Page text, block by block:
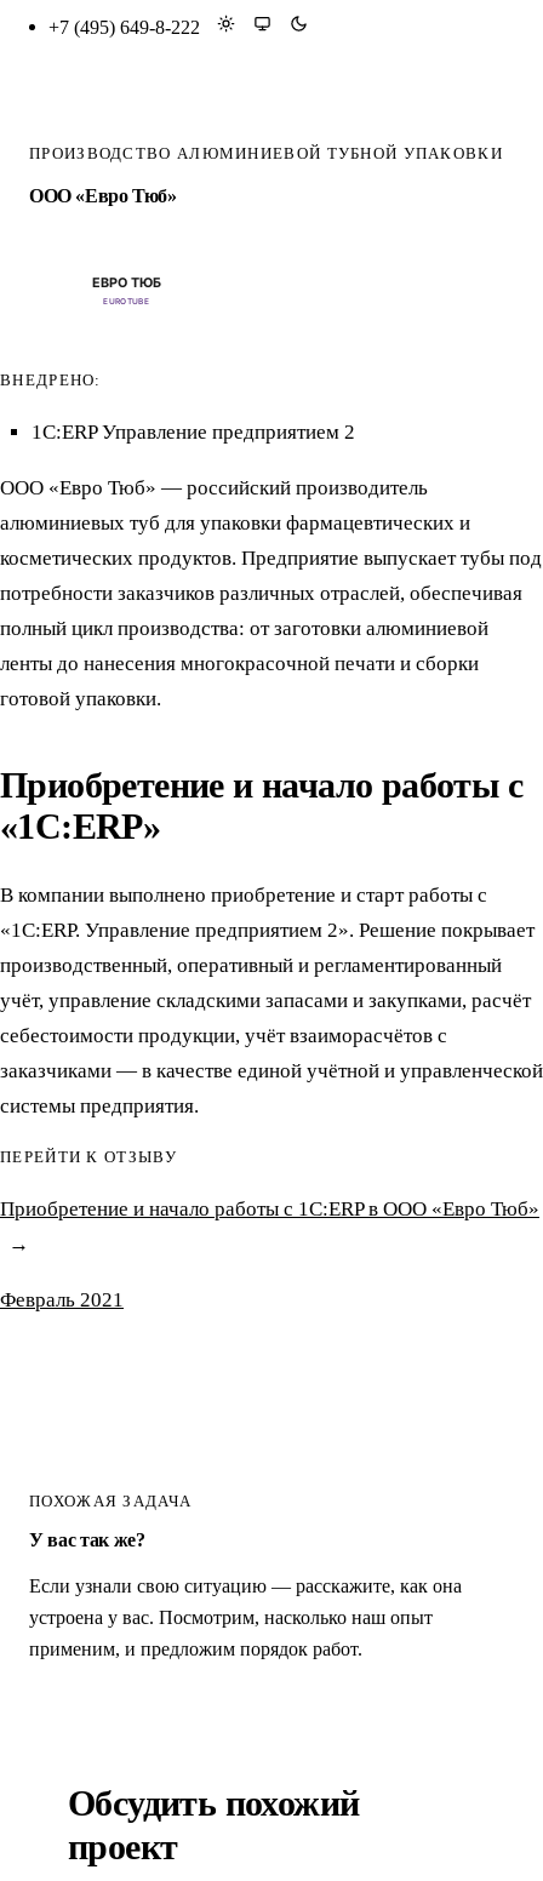
+7 (495) 649-8-222
ПРОИЗВОДСТВО АЛЮМИНИЕВОЙ ТУБНОЙ УПАКОВКИ
ООО «Евро Тюб»
ВНЕДРЕНО:
1С:ERP Управление предприятием 2
ООО «Евро Тюб» — российский производитель
алюминиевых туб для упаковки фармацевтических и
косметических продуктов. Предприятие выпускает тубы под
потребности заказчиков различных отраслей, обеспечивая
полный цикл производства: от заготовки алюминиевой
ленты до нанесения многокрасочной печати и сборки
готовой упаковки.
Приобретение и начало работы с
«1С:ERP»
В компании выполнено приобретение и старт работы с
«1С:ERP. Управление предприятием 2». Решение покрывает
производственный, оперативный и регламентированный
учёт, управление складскими запасами и закупками, расчёт
себестоимости продукции, учёт взаиморасчётов с
заказчиками — в качестве единой учётной и управленческой
системы предприятия.
ПЕРЕЙТИ К ОТЗЫВУ
Приобретение и начало работы с 1С:ERP в ООО «Евро Тюб»
Февраль 2021
ПОХОЖАЯ ЗАДАЧА
У вас так же?
Если узнали свою ситуацию — расскажите, как она
устроена у вас. Посмотрим, насколько наш опыт
применим, и предложим порядок работ.
Обсудить похожий
проект